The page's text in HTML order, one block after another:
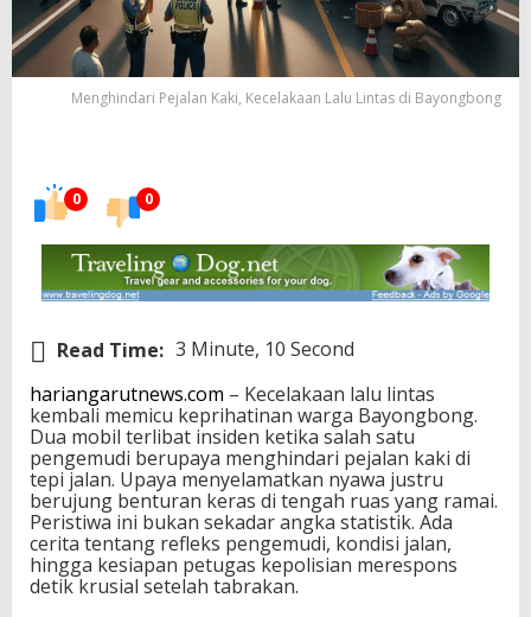
Menghindari Pejalan Kaki, Kecelakaan Lalu Lintas di Bayongbong
0 0
Read Time: 3 Minute, 10 Second
hariangarutnews.com – Kecelakaan lalu lintas
kembali memicu keprihatinan warga Bayongbong.
Dua mobil terlibat insiden ketika salah satu
pengemudi berupaya menghindari pejalan kaki di
tepi jalan. Upaya menyelamatkan nyawa justru
berujung benturan keras di tengah ruas yang ramai.
Peristiwa ini bukan sekadar angka statistik. Ada
cerita tentang refleks pengemudi, kondisi jalan,
hingga kesiapan petugas kepolisian merespons
detik krusial setelah tabrakan.